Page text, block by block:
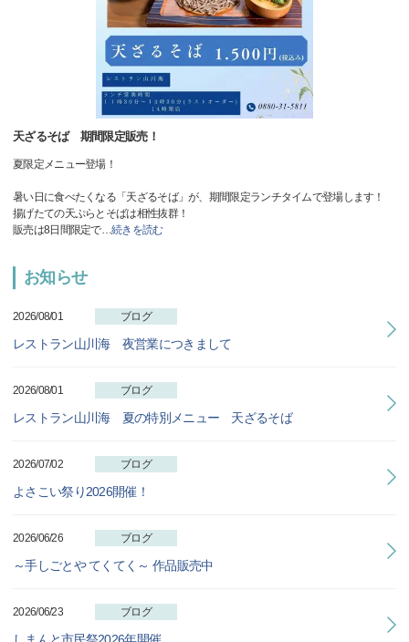
天ざるそば 期間限定販売！
夏限定メニュー登場！
暑い日に食べたくなる「天ざるそば」が、期間限定ランチタイムで登場します！
揚げたての天ぷらとそばは相性抜群！
販売は8日間限定で…続きを読む
お知らせ
2026/08/01 ブログ
レストラン山川海 夜営業につきまして
2026/08/01 ブログ
レストラン山川海 夏の特別メニュー 天ざるそば
2026/07/02 ブログ
よさこい祭り2026開催！
2026/06/26 ブログ
～手しごとや てくてく～ 作品販売中
2026/06/23 ブログ